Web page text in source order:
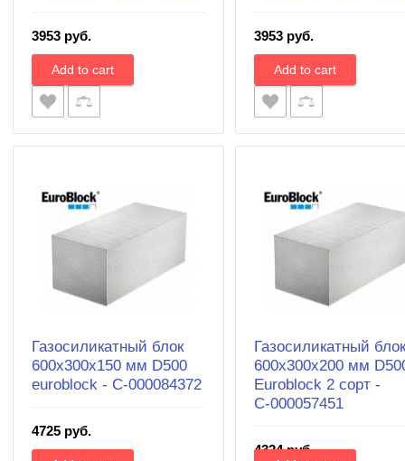
3953 руб. 3953 руб.
Газосиликатный блок
600х300х150 мм D500
euroblock - С-000084372
4725 руб.
Газосиликатный
600х300х200 мм
Euroblock 2 сорт -
С-000057451
4324 руб.